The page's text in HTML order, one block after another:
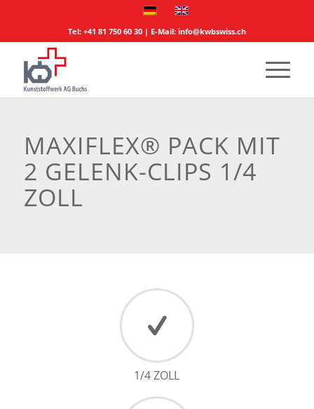
Tel: +41 81 750 60 30| E-Mail: info@kwbswiss.ch
MAXIFLEX® PACK MIT
2 GELENK-CLIPS 1/4
ZOLL
1/4 ZOLL